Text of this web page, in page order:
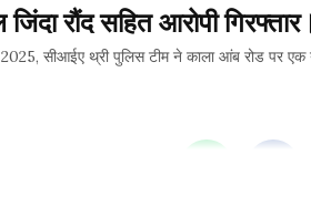
रौंद सहित आरोपी
सीआईए थ्री पुलिस टीम ने काला आंब रोड पर